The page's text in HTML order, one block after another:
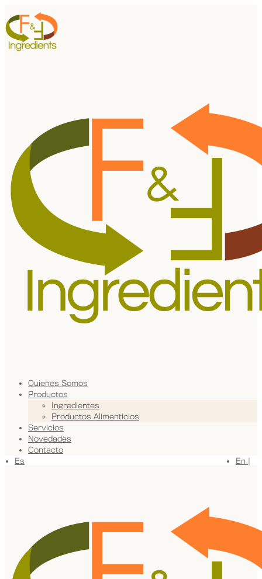
Quienes Somos
Productos
Ingredientes
Productos Alimenticios
Servicios
Novedades
Contacto
En |
Es